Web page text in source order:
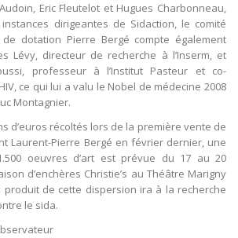
Eric Fleutelot et Hugues Charbonneau,
dirigeantes de Sidaction, le comité
dotation Pierre Bergé compte également
Lévy, directeur de recherche à l’Inserm, et
professeur à l’Institut Pasteur et co-
ce qui lui a valu le Nobel de médecine 2008
Montagnier.
d’euros récoltés lors de la première vente de
Laurent-Pierre Bergé en février dernier, une
oeuvres d’art est prévue du 17 au 20
d’enchères Christie’s au Théâtre Marigny
produit de cette dispersion ira à la recherche
le sida.